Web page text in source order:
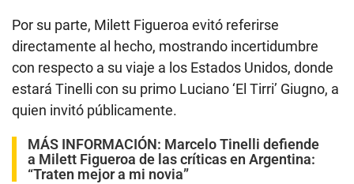
Por su parte, Milett Figueroa evitó referirse
directamente al hecho, mostrando incertidumbre
con respecto a su viaje a los Estados Unidos, donde
estará Tinelli con su primo Luciano ‘El Tirri’ Giugno, a
quien invitó públicamente.
MÁS INFORMACIÓN: Marcelo Tinelli defiende
a Milett Figueroa de las críticas en Argentina:
“Traten mejor a mi novia”